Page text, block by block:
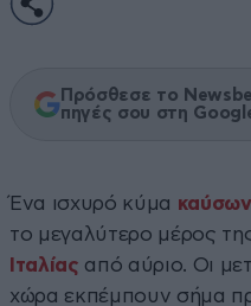
Πρόσθεσε το
πηγές σου στη
Ένα ισχυρό κύμα
το μεγαλύτερο μέρος
Ιταλίας από αύριο. Οι
χώρα εκπέμπουν σήμα